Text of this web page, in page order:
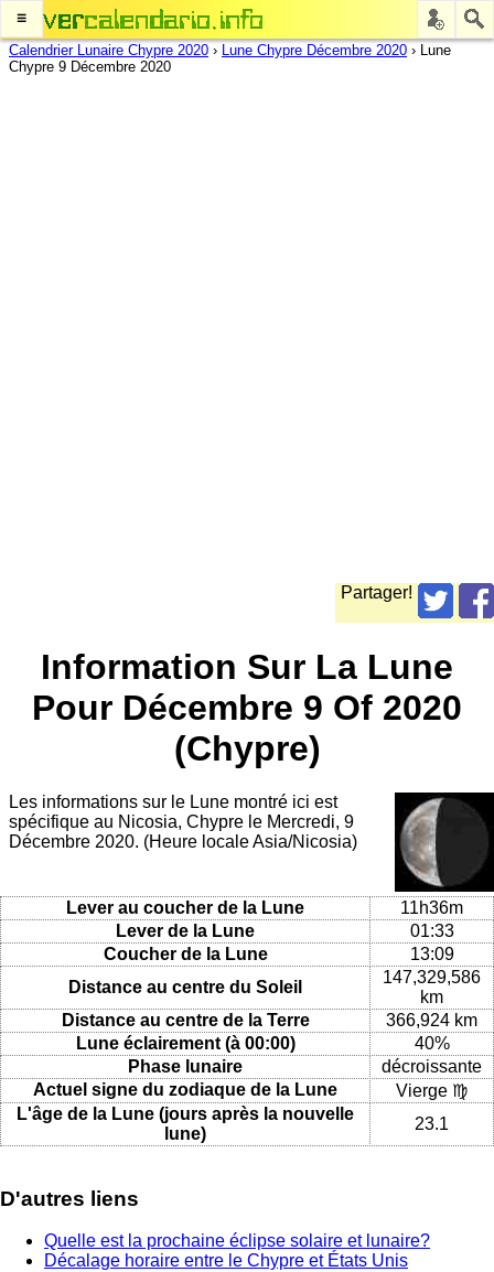
≡
Calendrier Lunaire Chypre 2020 › Lune Chypre Décembre 2020 › Lune
Chypre 9 Décembre 2020
Partager!
Information Sur La Lune
Pour Décembre 9 Of 2020
(Chypre)
Les informations sur le Lune montré ici est
spécifique au Nicosia, Chypre le Mercredi, 9
Décembre 2020. (Heure locale Asia/Nicosia)
Lever au coucher de la Lune
11h36m
Lever de la Lune
01:33
Coucher de la Lune
13:09
Distance au centre du Soleil
147,329,586
km
Distance au centre de la Terre
366,924 km
Lune éclairement (à 00:00)
40%
Phase lunaire
décroissante
Actuel signe du zodiaque de la Lune
Vierge ♍
L'âge de la Lune (jours après la nouvelle
lune)
23.1
D'autres liens
Quelle est la prochaine éclipse solaire et lunaire?
Décalage horaire entre le Chypre et États Unis